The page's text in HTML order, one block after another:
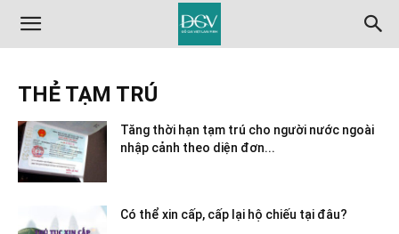
THẺ TẠM TRÚ
Tăng thời hạn tạm trú cho người nước ngoài
nhập cảnh theo diện đơn...
Có thể xin cấp, cấp lại hộ chiếu tại đâu?